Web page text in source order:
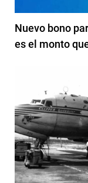
Nuevo bono
es el monto